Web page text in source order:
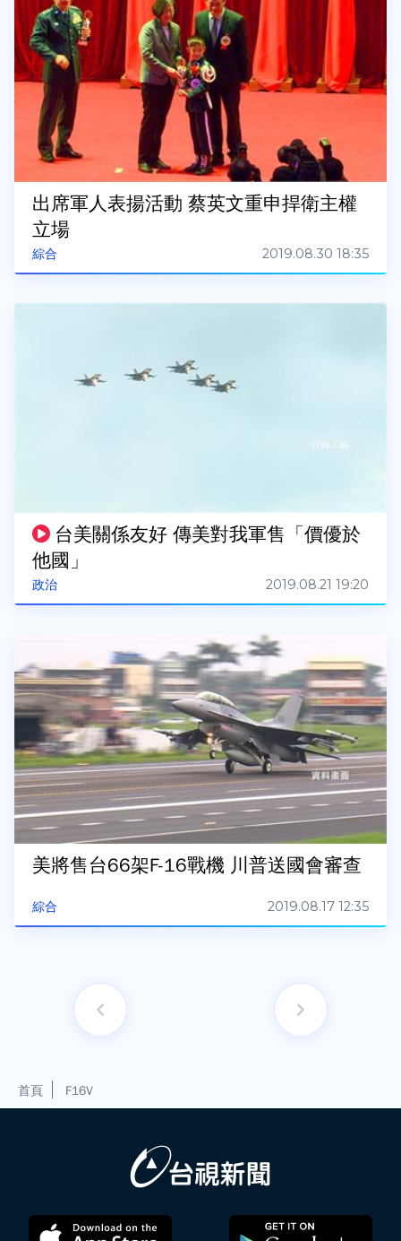
綜合
出席軍人表揚活動 蔡英文重申捍衛主權
立場
2019.08.30 18:35
政治
台美關係友好 傳美對我軍售「價優於
他國」
2019.08.21 19:20
綜合
美將售台66架F-16戰機 川普送國會審查
2019.08.17 12:35
首頁 F16V